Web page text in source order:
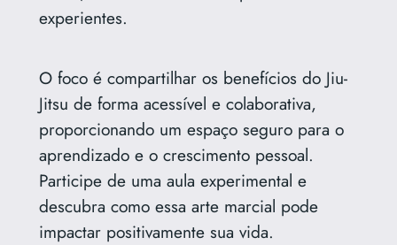
experientes.
O foco é compartilhar os benefícios do Jiu-
Jitsu de forma acessível e colaborativa,
proporcionando um espaço seguro para o
aprendizado e o crescimento pessoal.
Participe de uma aula experimental e
descubra como essa arte marcial pode
impactar positivamente sua vida.